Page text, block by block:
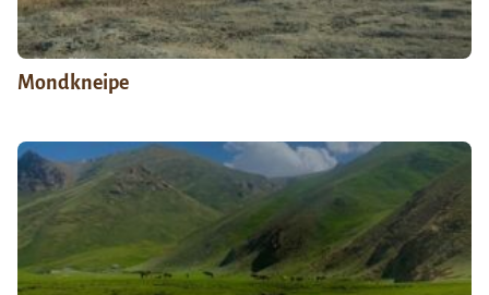
Mondkneipe